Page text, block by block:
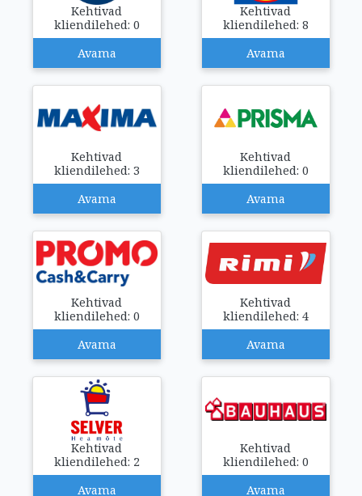
Kehtivad
kliendilehed: 0
Avama
Kehtivad
kliendilehed: 8
Avama
Kehtivad
kliendilehed: 3
Avama
Kehtivad
kliendilehed: 0
Avama
Kehtivad
kliendilehed: 0
Avama
Kehtivad
kliendilehed: 4
Avama
Kehtivad
kliendilehed: 2
Avama
Kehtivad
kliendilehed: 0
Avama